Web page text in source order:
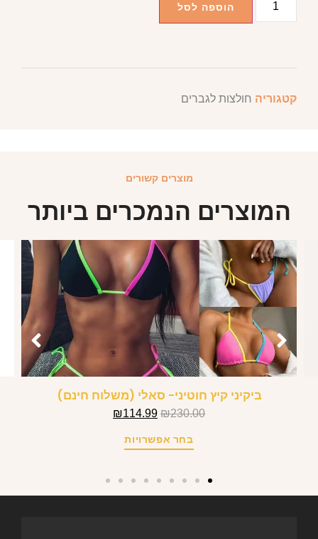
הוספה לסל
קטגוריה חולצות לגברים
מוצרים קשורים
המוצרים הנמכרים ביותר
ביקיני קיץ חוטיני- סאלי (משלוח חינם)
₪230.00
₪114.99
בחר אפשרויות